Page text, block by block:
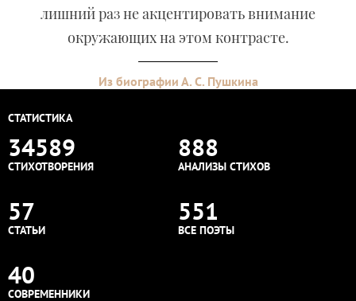
лишний раз не акцентировать внимание
окружающих на этом контрасте.
Из биографии А. С. Пушкина
СТАТИСТИКА
34589
СТИХОТВОРЕНИЯ
888
АНАЛИЗЫ СТИХОВ
57
СТАТЬИ
551
ВСЕ ПОЭТЫ
40
СОВРЕМЕННИКИ